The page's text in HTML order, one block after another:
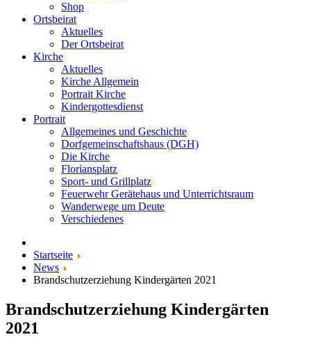
Shop
Ortsbeirat
Aktuelles
Der Ortsbeirat
Kirche
Aktuelles
Kirche Allgemein
Portrait Kirche
Kindergottesdienst
Portrait
Allgemeines und Geschichte
Dorfgemeinschaftshaus (DGH)
Die Kirche
Floriansplatz
Sport- und Grillplatz
Feuerwehr Gerätehaus und Unterrichtsraum
Wanderwege um Deute
Verschiedenes
Startseite
News
Brandschutzerziehung Kindergärten 2021
Brandschutzerziehung Kindergärten
2021